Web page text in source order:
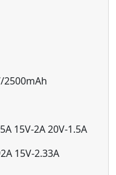
2500mAh
15V-2A 20V-1.5A
15V-2.33A